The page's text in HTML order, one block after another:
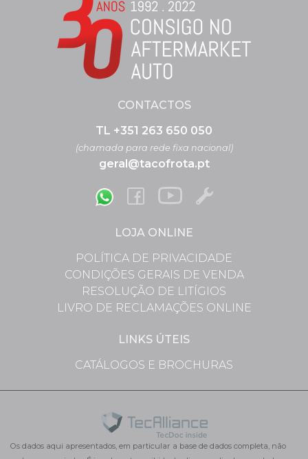
CONTACTOS
TL +351 263 650 050
(chamada para rede fixa nacional)
geral@tacofrota.pt
LOJA ONLINE
POLÍTICA DE PRIVACIDADE
CONDIÇÕES GERAIS DE VENDA
RESOLUÇÃO DE LITÍGIOS
LIVRO DE RECLAMAÇÕES ONLINE
LINKS ÚTEIS
CATÁLOGOS E BROCHURAS
Os dados aqui apresentados, em particular a base de dados completa, não